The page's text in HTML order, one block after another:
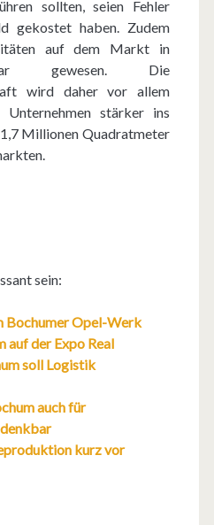
sollten, seien Fehler
gekostet haben. Zudem
auf dem Markt in
gewesen. Die
wird daher vor allem
stärker ins
Millionen Quadratmeter
sein:
Bochumer Opel-Werk
auf der Expo Real
soll Logistik
auch für
kurz vor